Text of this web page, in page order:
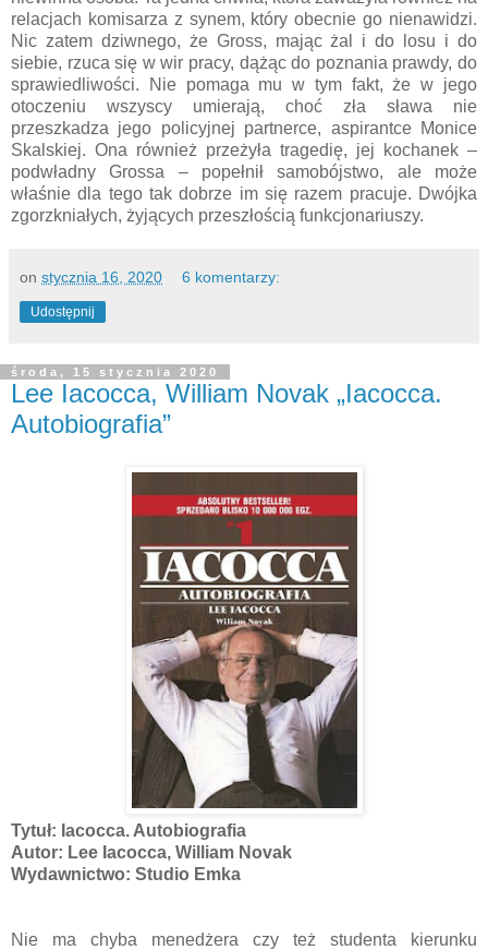
relacjach komisarza z synem, który obecnie go nienawidzi.
Nic zatem dziwnego, że Gross, mając żal i do losu i do
siebie, rzuca się w wir pracy, dążąc do poznania prawdy, do
sprawiedliwości. Nie pomaga mu w tym fakt, że w jego
otoczeniu wszyscy umierają, choć zła sława nie
przeszkadza jego policyjnej partnerce, aspirantce Monice
Skalskiej. Ona również przeżyła tragedię, jej kochanek –
podwładny Grossa – popełnił samobójstwo, ale może
właśnie dla tego tak dobrze im się razem pracuje. Dwójka
zgorzkniałych, żyjących przeszłością funkcjonariuszy.
on stycznia 16, 2020 6 komentarzy:
Udostępnij
środa, 15 stycznia 2020
Lee Iacocca, William Novak „Iacocca.
Autobiografia”
Tytuł: Iacocca. Autobiografia
Autor: Lee Iacocca, William Novak
Wydawnictwo: Studio Emka
Nie ma chyba menedżera czy też studenta kierunku